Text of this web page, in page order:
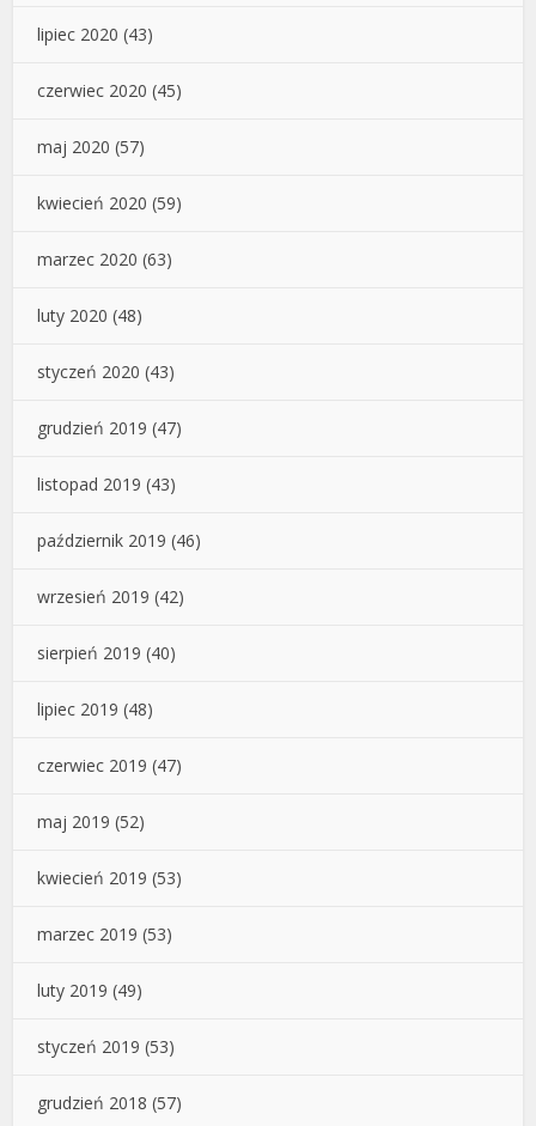
lipiec 2020 (43)
czerwiec 2020 (45)
maj 2020 (57)
kwiecień 2020 (59)
marzec 2020 (63)
luty 2020 (48)
styczeń 2020 (43)
grudzień 2019 (47)
listopad 2019 (43)
październik 2019 (46)
wrzesień 2019 (42)
sierpień 2019 (40)
lipiec 2019 (48)
czerwiec 2019 (47)
maj 2019 (52)
kwiecień 2019 (53)
marzec 2019 (53)
luty 2019 (49)
styczeń 2019 (53)
grudzień 2018 (57)